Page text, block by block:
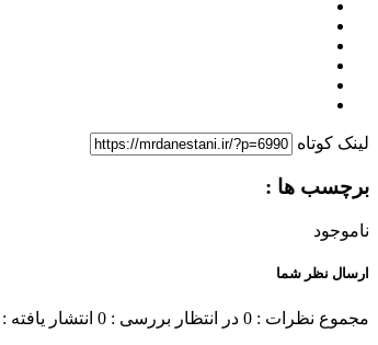
لینک کوتاه
برچسب ها :
ناموجود
ارسال نظر شما
مجموع نظرات : 0 در انتظار بررسی : 0 انتشار یافته : 0